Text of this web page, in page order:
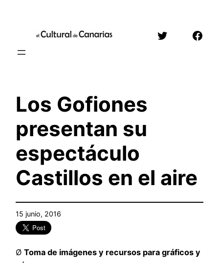
contenido
Twitter
Los Gofiones
presentan su
espectáculo
Castillos en el aire
15 junio, 2016
Ø Toma de imágenes y recursos para gráficos y